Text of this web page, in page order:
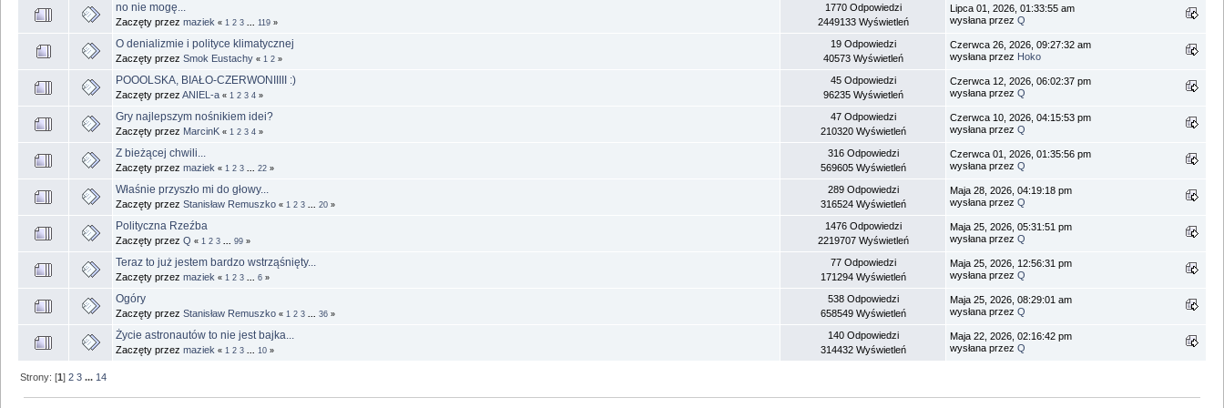
no nie mogę...
Zaczęty przez maziek « 1 2 3 ... 119 »
1770 Odpowiedzi
2449133 Wyświetleń
Lipca 01, 2026, 01:33:55 am
wysłana przez Q
O denializmie i polityce klimatycznej
Zaczęty przez Smok Eustachy « 1 2 »
19 Odpowiedzi
40573 Wyświetleń
Czerwca 26, 2026, 09:27:32 am
wysłana przez Hoko
POOOLSKA, BIAŁO-CZERWONIIIII :)
Zaczęty przez ANIEL-a « 1 2 3 4 »
45 Odpowiedzi
96235 Wyświetleń
Czerwca 12, 2026, 06:02:37 pm
wysłana przez Q
Gry najlepszym nośnikiem idei?
Zaczęty przez MarcinK « 1 2 3 4 »
47 Odpowiedzi
210320 Wyświetleń
Czerwca 10, 2026, 04:15:53 pm
wysłana przez Q
Z bieżącej chwili...
Zaczęty przez maziek « 1 2 3 ... 22 »
316 Odpowiedzi
569605 Wyświetleń
Czerwca 01, 2026, 01:35:56 pm
wysłana przez Q
Właśnie przyszło mi do głowy...
Zaczęty przez Stanisław Remuszko « 1 2 3 ... 20 »
289 Odpowiedzi
316524 Wyświetleń
Maja 28, 2026, 04:19:18 pm
wysłana przez Q
Polityczna Rzeźba
Zaczęty przez Q « 1 2 3 ... 99 »
1476 Odpowiedzi
2219707 Wyświetleń
Maja 25, 2026, 05:31:51 pm
wysłana przez Q
Teraz to już jestem bardzo wstrząśnięty...
Zaczęty przez maziek « 1 2 3 ... 6 »
77 Odpowiedzi
171294 Wyświetleń
Maja 25, 2026, 12:56:31 pm
wysłana przez Q
Ogóry
Zaczęty przez Stanisław Remuszko « 1 2 3 ... 36 »
538 Odpowiedzi
658549 Wyświetleń
Maja 25, 2026, 08:29:01 am
wysłana przez Q
Życie astronautów to nie jest bajka...
Zaczęty przez maziek « 1 2 3 ... 10 »
140 Odpowiedzi
314432 Wyświetleń
Maja 22, 2026, 02:16:42 pm
wysłana przez Q
Strony: [1]2 3 ... 14